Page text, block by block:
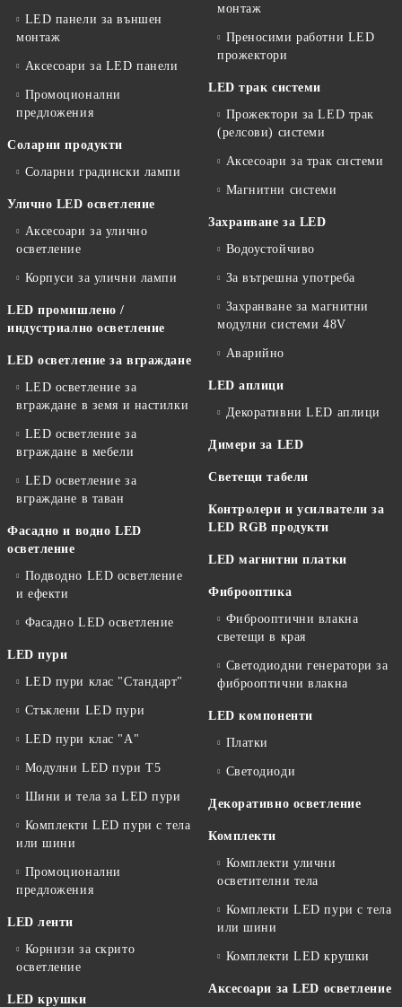
LED панели за външен
монтаж
Аксесоари за LED панели
Промоционални
предложения
Соларни продукти
Соларни градински лампи
Улично LED осветление
Аксесоари за улично
осветление
Корпуси за улични лампи
LED промишлено /
индустриално осветление
LED осветление за вграждане
LED осветление за
вграждане в земя и настилки
LED осветление за
вграждане в мебели
LED осветление за
вграждане в таван
Фасадно и водно LED
осветление
Подводно LED осветление
и ефекти
Фасадно LED осветление
LED пури
LED пури клас "Стандарт"
Стъклени LED пури
LED пури клас "А"
Модулни LED пури T5
Шини и тела за LED пури
Комплекти LED пури с тела
или шини
Промоционални
предложения
LED ленти
Корнизи за скрито
осветление
LED крушки
монтаж
Преносими работни LED
прожектори
LED трак системи
Прожектори за LED трак
(релсови) системи
Аксесоари за трак системи
Магнитни системи
Захранване за LED
Водоустойчиво
За вътрешна употреба
Захранване за магнитни
модулни системи 48V
Аварийно
LED аплици
Декоративни LED аплици
Димери за LED
Светещи табели
Контролери и усилватели за
LED RGB продукти
LED магнитни платки
Фиброоптика
Фиброоптични влакна
светещи в края
Светодиодни генератори за
фиброоптични влакна
LED компоненти
Платки
Светодиоди
Декоративно осветление
Комплекти
Комплекти улични
осветителни тела
Комплекти LED пури с тела
или шини
Комплекти LED крушки
Аксесоари за LED осветление